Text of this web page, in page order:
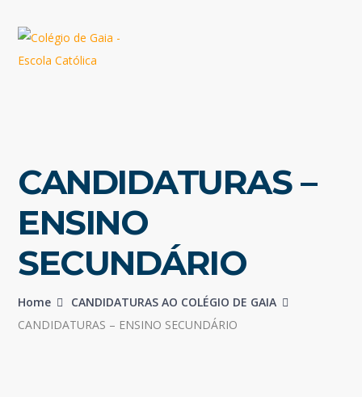
CANDIDATURAS –
ENSINO
SECUNDÁRIO
Home
CANDIDATURAS AO COLÉGIO DE GAIA
CANDIDATURAS – ENSINO SECUNDÁRIO